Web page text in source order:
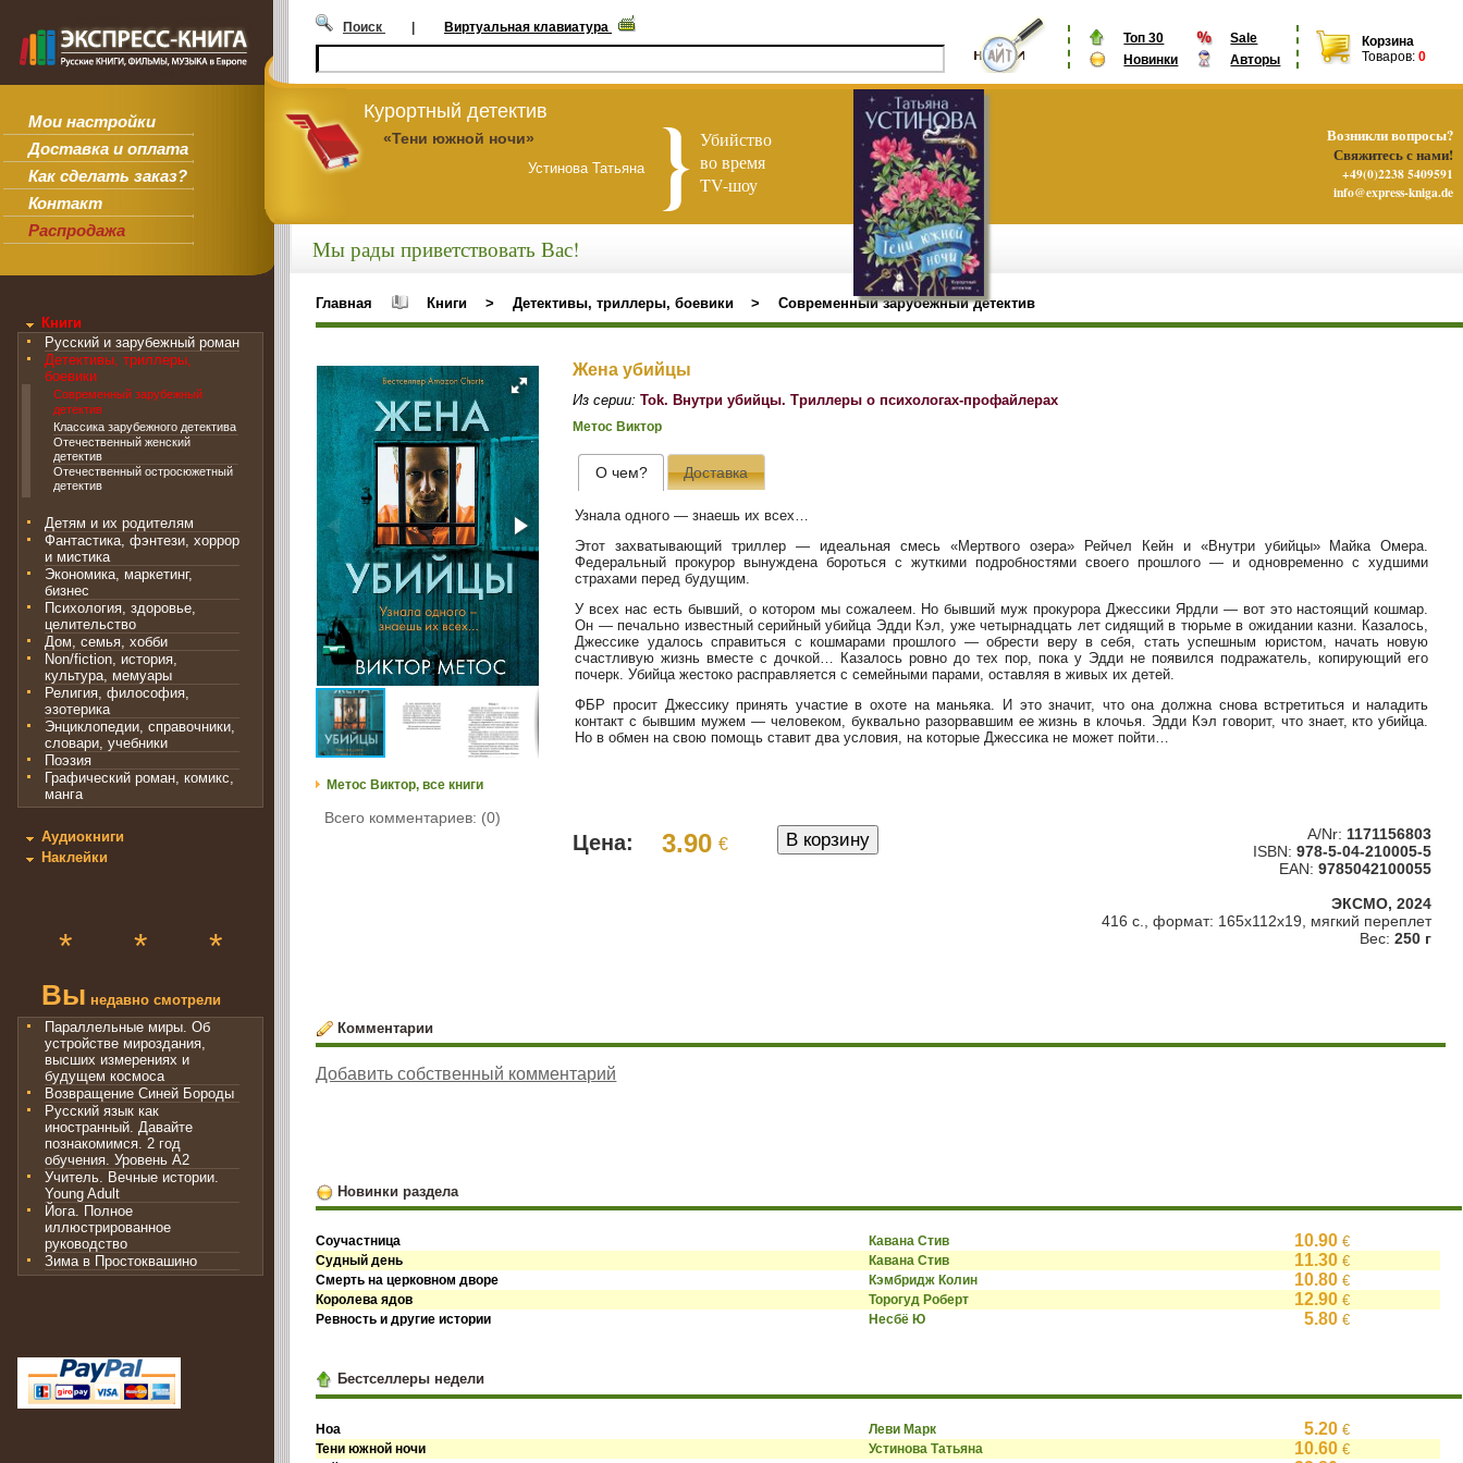
Мои настройки
Доставка и оплата
Как сделать заказ?
Контакт
Распродажа
Топ 30
Sale
Новинки
Авторы
Корзина
Товаров: 0
Поиск | Виртуальная клавиатура
Курортный детектив
«Тени южной ночи»
Устинова Татьяна
Убийство
во время
TV-шоу
Книги
Русский и зарубежный роман
Детективы, триллеры,
боевики
Современный зарубежный
детектив
Классика зарубежного детектива
Отечественный женский
детектив
Отечественный остросюжетный
детектив
Детям и их родителям
Фантастика, фэнтези, хоррор
и мистика
Экономика, маркетинг,
бизнес
Психология, здоровье,
целительство
Дом, семья, хобби
Non/fiction, история,
культура, мемуары
Религия, философия,
эзотерика
Энциклопедии, справочники,
словари, учебники
Поэзия
Графический роман, комикс,
манга
Аудиокниги
Наклейки
* * *
Вы недавно смотрели
Параллельные миры. Об
устройстве мироздания,
высших измерениях и
будущем космоса
Возвращение Синей Бороды
Русский язык как
иностранный. Давайте
познакомимся. 2 год
обучения. Уровень А2
Учитель. Вечные истории.
Young Adult
Йога. Полное
иллюстрированное
руководство
Зима в Простоквашино
Мы рады приветствовать Вас!
Главная Книги > Детективы, триллеры, боевики > Современный зарубежный детектив
Метос Виктор, все книги
Всего комментариев: (0)
Жена убийцы
Из серии: Tok. Внутри убийцы. Триллеры о психологах-профайлерах
Метос Виктор
О чем? Доставка
Узнала одного — знаешь их всех…
Этот захватывающий триллер — идеальная смесь «Мертвого озера» Рейчел Кейн и «Внутри убийцы» Майка Омера.
Федеральный прокурор вынуждена бороться с жуткими подробностями своего прошлого — и одновременно с худшими
страхами перед будущим.
У всех нас есть бывший, о котором мы сожалеем. Но бывший муж прокурора Джессики Ярдли — вот это настоящий кошмар.
Он — печально известный серийный убийца Эдди Кэл, уже четырнадцать лет сидящий в тюрьме в ожидании казни. Казалось,
Джессике удалось справиться с кошмарами прошлого — обрести веру в себя, стать успешным юристом, начать новую
счастливую жизнь вместе с дочкой… Казалось ровно до тех пор, пока у Эдди не появился подражатель, копирующий его
почерк. Убийца жестоко расправляется с семейными парами, оставляя в живых их детей.
ФБР просит Джессику принять участие в охоте на маньяка. И это значит, что она должна снова встретиться и наладить
контакт с бывшим мужем — человеком, буквально разорвавшим ее жизнь в клочья. Эдди Кэл говорит, что знает, кто убийца.
Но в обмен на свою помощь ставит два условия, на которые Джессика не может пойти…
Цена: 3.90 € A/Nr: 1171156803
ISBN: 978-5-04-210005-5
EAN: 9785042100055
ЭКСМО, 2024
416 с., формат: 165х112х19, мягкий переплет
Вес: 250 г
Комментарии
Добавить собственный комментарий
Новинки раздела
Соучастница Кавана Стив 10.90 €
Судный день Кавана Стив 11.30 €
Смерть на церковном дворе Кэмбридж Колин 10.80 €
Королева ядов Торогуд Роберт 12.90 €
Ревность и другие истории Несбё Ю 5.80 €
Бестселлеры недели
Ноа Леви Марк 5.20 €
Тени южной ночи Устинова Татьяна 10.60 €
Возникли вопросы?
Свяжитесь с нами!
+49(0)2238 5409591
info@express-kniga.de